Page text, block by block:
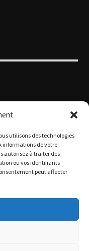
utilisons des technologies
informations de votre
autorisez à traiter des
ou vos identifiants
peut affecter
- Site réalisé par
NOS STUDIOS